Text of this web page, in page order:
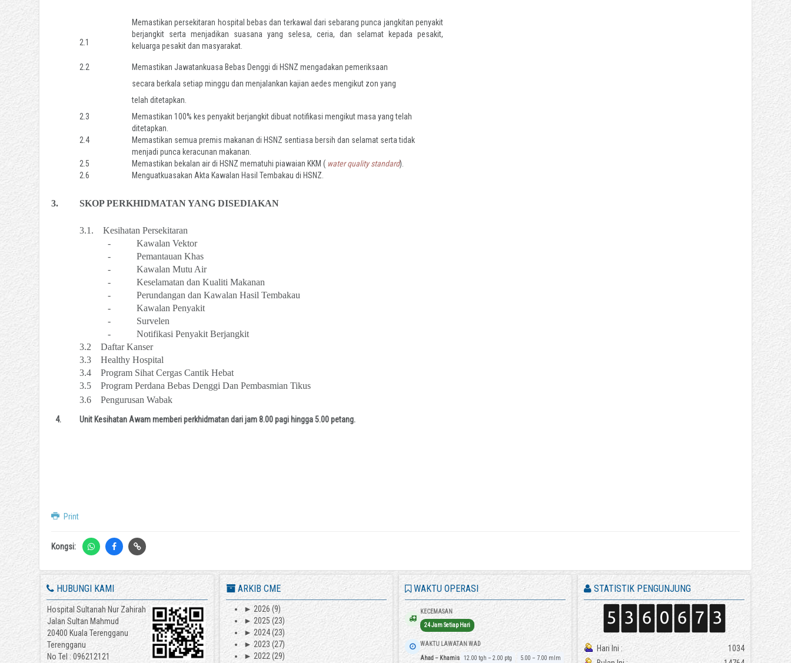
2.1
Memastikan persekitaran hospital bebas dan terkawal dari sebarang punca jangkitan penyakit
berjangkit serta menjadikan suasana yang selesa, ceria, dan selamat kepada pesakit,
keluarga pesakit dan masyarakat.
2.2
Memastikan Jawatankuasa Bebas Denggi di HSNZ mengadakan pemeriksaan
secara berkala setiap minggu dan menjalankan kajian aedes mengikut zon yang
telah ditetapkan.
2.3
Memastikan 100% kes penyakit berjangkit dibuat notifikasi mengikut masa yang telah
ditetapkan.
2.4
Memastikan semua premis makanan di HSNZ sentiasa bersih dan selamat serta tidak
menjadi punca keracunan makanan.
2.5
Memastikan bekalan air di HSNZ mematuhi piawaian KKM ( water quality standard).
2.6
Menguatkuasakan Akta Kawalan Hasil Tembakau di HSNZ.
3. SKOP PERKHIDMATAN YANG DISEDIAKAN
3.1.
Kesihatan Persekitaran
-
Kawalan Vektor
-
Pemantauan Khas
-
Kawalan Mutu Air
-
Keselamatan dan Kualiti Makanan
-
Perundangan dan Kawalan Hasil Tembakau
-
Kawalan Penyakit
-
Survelen
-
Notifikasi Penyakit Berjangkit
3.2
Daftar Kanser
3.3
Healthy Hospital
3.4
Program Sihat Cergas Cantik Hebat
3.5
Program Perdana Bebas Denggi Dan Pembasmian Tikus
3.6
Pengurusan Wabak
4. Unit Kesihatan Awam memberi perkhidmatan dari jam 8.00 pagi hingga 5.00 petang.
Print
Kongsi:
HUBUNGI KAMI
Hospital Sultanah Nur Zahirah
Jalan Sultan Mahmud
20400 Kuala Terengganu
Terengganu
No Tel : 096212121
ARKIB CME
► 2026(9)
► 2025 (23)
►2024(23)
► 2023 (27)
► 2022 (29)
WAKTU OPERASI
KECEMASAN
24 Jam Setiap Hari
WAKTU LAWATAN WAD
Ahad – Khamis 12.00 tgh – 2.00 ptg 5.00 – 7.00 mlm
STATISTIK PENGUNJUNG
Hari Ini :
1034